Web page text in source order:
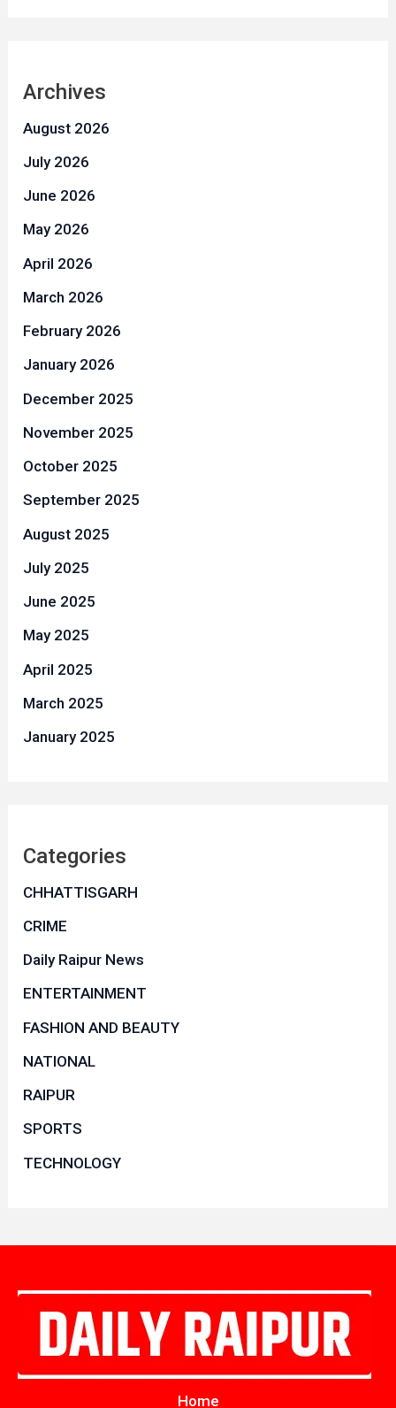
Archives
August 2026
July 2026
June 2026
May 2026
April 2026
March 2026
February 2026
January 2026
December 2025
November 2025
October 2025
September 2025
August 2025
July 2025
June 2025
May 2025
April 2025
March 2025
January 2025
Categories
CHHATTISGARH
CRIME
Daily Raipur News
ENTERTAINMENT
FASHION AND BEAUTY
NATIONAL
RAIPUR
SPORTS
TECHNOLOGY
Home